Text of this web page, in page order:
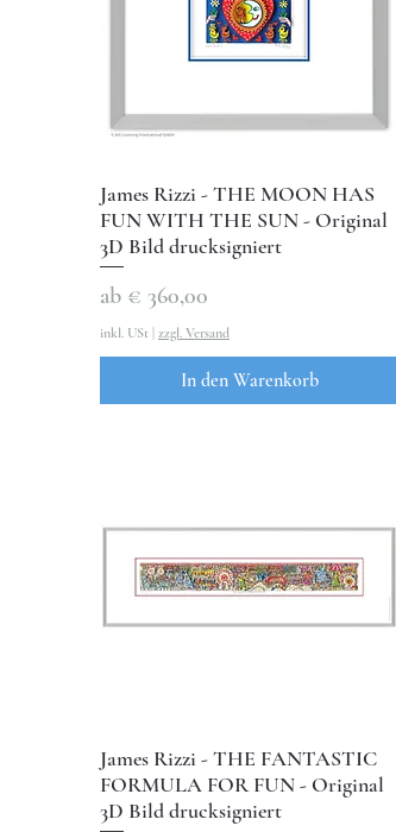
James Rizzi - THE MOON HAS
FUN WITH THE SUN - Original
3D Bild drucksigniert
ab € 360,00
Sale-Preis
inkl. USt zzgl. Versand
In den Warenkorb
James Rizzi - THE FANTASTIC
FORMULA FOR FUN - Original
3D Bild drucksigniert